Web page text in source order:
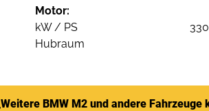
Motor:
kW / PS
Hubraum
Weitere BMW M2 und andere Fahrzeuge